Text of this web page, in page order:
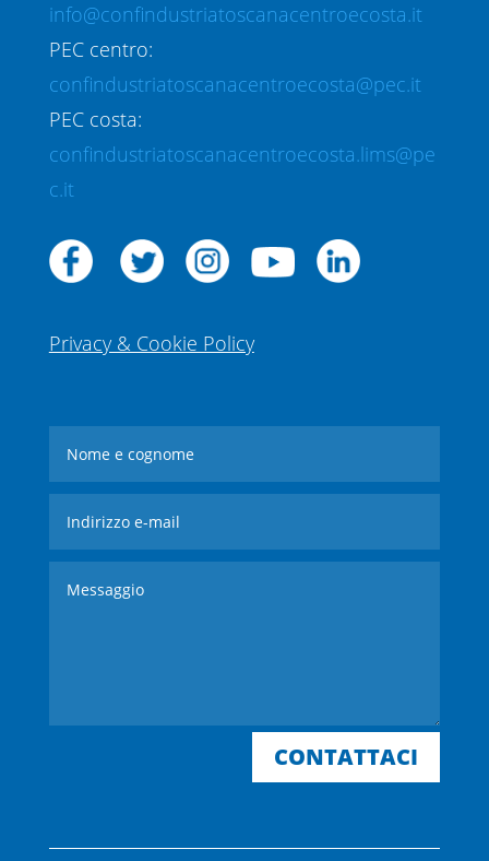
info@confindustriatoscanacentroecosta.it
PEC centro:
confindustriatoscanacentroecosta@pec.it
PEC costa:
confindustriatoscanacentroecosta.lims@pe
c.it
Privacy & Cookie Policy
CONTATTACI